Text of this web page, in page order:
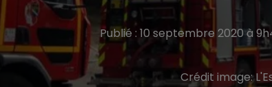
Publié : 10 septembre 2020 à
Crédit image: